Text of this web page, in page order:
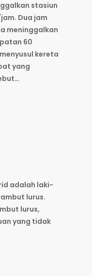
stasiun
Dua jam
meninggalkan
60
kereta
yang
adalah laki-
lurus.
lurus,
yang tidak